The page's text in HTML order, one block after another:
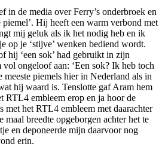
in de media over Ferry’s onderbroek en
piemel’. Hij heeft een warm verbond met
mij geluk als ik het nodig heb en ik
op je ‘stijve’ wenken bediend wordt.
hij ‘een sok’ had gebruikt in zijn
ongeloof aan: ‘Een sok? Ik heb toch
meeste piemels hier in Nederland als in
hij waard is. Tenslotte gaf Aram hem
RTL4 embleem erop en ja hoor de
met het RTL4 embleem met daarachter
breedte opgeborgen achter het te
en deponeerde mijn daarvoor nog
erin.